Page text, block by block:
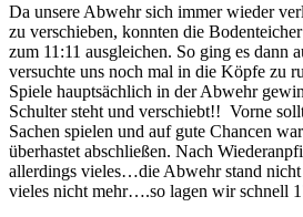
Da unsere Abwehr sich immer wieder
zu verschieben, konnten die
zum 11:11 ausgleichen. So ging es dann
versuchte uns noch mal in die Köpfe zu
Spiele hauptsächlich in der Abwehr
Schulter steht und verschiebt!! Vorne
Sachen spielen und auf gute Chancen
überhastet abschließen. Nach
allerdings vieles…die Abwehr stand
vieles nicht mehr….so lagen wir schnell